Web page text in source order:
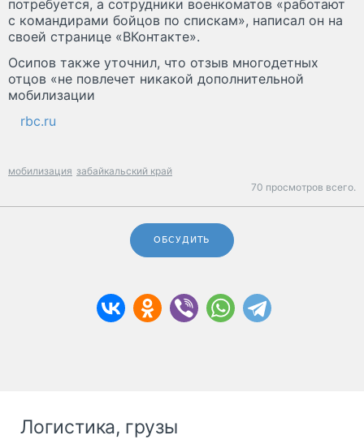
потребуется, а сотрудники военкоматов «работают
с командирами бойцов по спискам», написал он на
своей странице «ВКонтакте».
Осипов также уточнил, что отзыв многодетных
отцов «не повлечет никакой дополнительной
мобилизации
rbc.ru
мобилизация забайкальский край
70 просмотров всего.
ОБСУДИТЬ
Логистика, грузы